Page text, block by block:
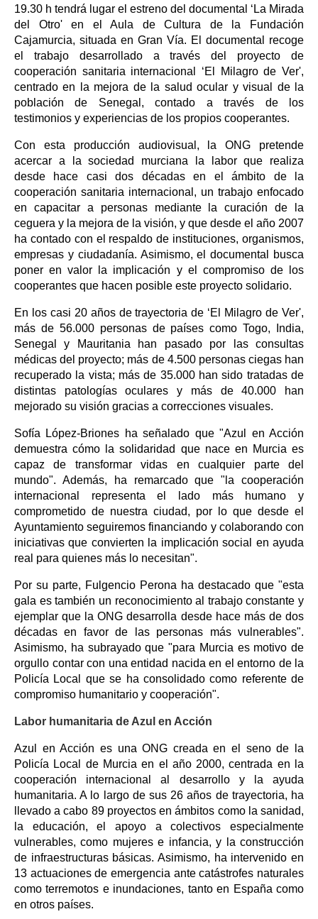
19.30 h tendrá lugar el estreno del documental ‘La Mirada
del Otro' en el Aula de Cultura de la Fundación
Cajamurcia, situada en Gran Vía. El documental recoge
el trabajo desarrollado a través del proyecto de
cooperación sanitaria internacional ‘El Milagro de Ver',
centrado en la mejora de la salud ocular y visual de la
población de Senegal, contado a través de los
testimonios y experiencias de los propios cooperantes.
Con esta producción audiovisual, la ONG pretende
acercar a la sociedad murciana la labor que realiza
desde hace casi dos décadas en el ámbito de la
cooperación sanitaria internacional, un trabajo enfocado
en capacitar a personas mediante la curación de la
ceguera y la mejora de la visión, y que desde el año 2007
ha contado con el respaldo de instituciones, organismos,
empresas y ciudadanía. Asimismo, el documental busca
poner en valor la implicación y el compromiso de los
cooperantes que hacen posible este proyecto solidario.
En los casi 20 años de trayectoria de ‘El Milagro de Ver',
más de 56.000 personas de países como Togo, India,
Senegal y Mauritania han pasado por las consultas
médicas del proyecto; más de 4.500 personas ciegas han
recuperado la vista; más de 35.000 han sido tratadas de
distintas patologías oculares y más de 40.000 han
mejorado su visión gracias a correcciones visuales.
Sofía López-Briones ha señalado que "Azul en Acción
demuestra cómo la solidaridad que nace en Murcia es
capaz de transformar vidas en cualquier parte del
mundo". Además, ha remarcado que "la cooperación
internacional representa el lado más humano y
comprometido de nuestra ciudad, por lo que desde el
Ayuntamiento seguiremos financiando y colaborando con
iniciativas que convierten la implicación social en ayuda
real para quienes más lo necesitan".
Por su parte, Fulgencio Perona ha destacado que "esta
gala es también un reconocimiento al trabajo constante y
ejemplar que la ONG desarrolla desde hace más de dos
décadas en favor de las personas más vulnerables".
Asimismo, ha subrayado que "para Murcia es motivo de
orgullo contar con una entidad nacida en el entorno de la
Policía Local que se ha consolidado como referente de
compromiso humanitario y cooperación".
Labor humanitaria de Azul en Acción
Azul en Acción es una ONG creada en el seno de la
Policía Local de Murcia en el año 2000, centrada en la
cooperación internacional al desarrollo y la ayuda
humanitaria. A lo largo de sus 26 años de trayectoria, ha
llevado a cabo 89 proyectos en ámbitos como la sanidad,
la educación, el apoyo a colectivos especialmente
vulnerables, como mujeres e infancia, y la construcción
de infraestructuras básicas. Asimismo, ha intervenido en
13 actuaciones de emergencia ante catástrofes naturales
como terremotos e inundaciones, tanto en España como
en otros países.